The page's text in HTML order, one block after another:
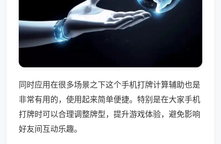
同时应用在很多场景之下这个手机打牌计算辅助也是
非常有用的，使用起来简单便捷。特别是在大家手机
打牌时可以合理调整牌型，提升游戏体验，避免影响
好友间互动乐趣。